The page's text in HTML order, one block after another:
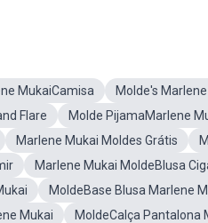
MukaiCamisa
Molde's
Flare
Molde PijamaMarlene
Marlene Mukai Moldes Grátis
Marlene Mukai MoldeBlusa
MoldeBase Blusa Marlene
Mukai
MoldeCalça Pantalona